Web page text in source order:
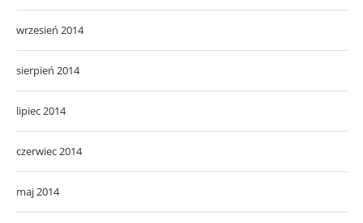
wrzesień 2014
sierpień 2014
lipiec 2014
czerwiec 2014
maj 2014